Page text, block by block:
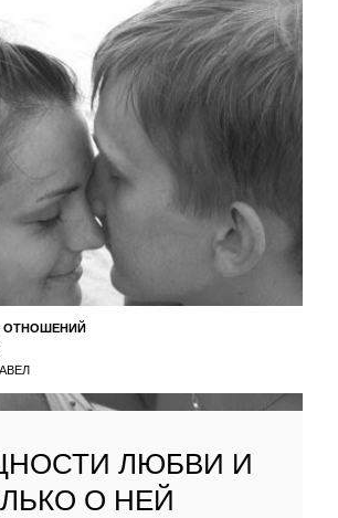
ОТНОШЕНИЙ
ЛЮБВИ И
О НЕЙ